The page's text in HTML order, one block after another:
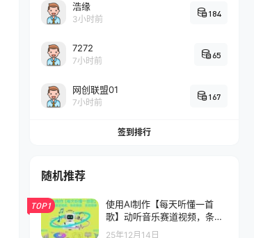
浩缘
3小时前
184
7272
7小时前
65
网创联盟01
7小时前
167
签到排行
随机推荐
TOP1
使用AI制作【每天听懂一首
歌】动听音乐赛道视频，条条
爆款，变现简单
25年12月14日